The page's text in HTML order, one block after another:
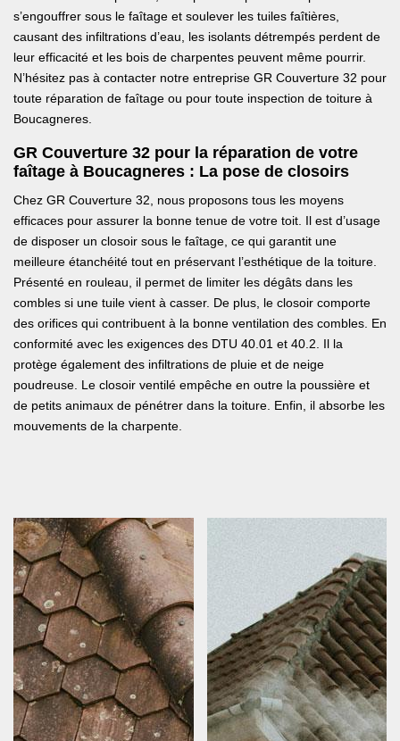
s’engouffrer sous le faîtage et soulever les tuiles faîtières,
causant des infiltrations d’eau, les isolants détrempés perdent de
leur efficacité et les bois de charpentes peuvent même pourrir.
N’hésitez pas à contacter notre entreprise GR Couverture 32 pour
toute réparation de faîtage ou pour toute inspection de toiture à
Boucagneres.
GR Couverture 32 pour la réparation de votre
faîtage à Boucagneres : La pose de closoirs
Chez GR Couverture 32, nous proposons tous les moyens
efficaces pour assurer la bonne tenue de votre toit. Il est d’usage
de disposer un closoir sous le faîtage, ce qui garantit une
meilleure étanchéité tout en préservant l’esthétique de la toiture.
Présenté en rouleau, il permet de limiter les dégâts dans les
combles si une tuile vient à casser. De plus, le closoir comporte
des orifices qui contribuent à la bonne ventilation des combles. En
conformité avec les exigences des DTU 40.01 et 40.2. Il la
protège également des infiltrations de pluie et de neige
poudreuse. Le closoir ventilé empêche en outre la poussière et
de petits animaux de pénétrer dans la toiture. Enfin, il absorbe les
mouvements de la charpente.